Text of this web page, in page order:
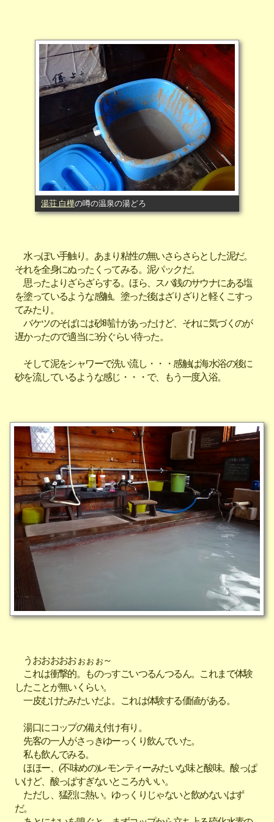
湯荘 白樺の噂の温泉の湯どろ
水っぽい手触り。あまり粘性の無いさらさらとした泥だ。
それを全身にぬったくってみる。泥パックだ。
思ったよりざらざらする。ほら、スパ銭のサウナにある塩
を塗っているような感触。塗った後はざりざりと軽くこすっ
てみたり。
バケツのそばには砂時計があったけど、それに気づくのが
遅かったので適当に3分ぐらい待った。
そして泥をシャワーで洗い流し・・・感触は海水浴の後に
砂を流しているような感じ・・・で、もう一度入浴。
うおおおおおぉぉぉ～
これは衝撃的。ものっすごいつるんつるん。これまで体験
したことが無いくらい。
一皮むけたみたいだよ。これは体験する価値がある。
湯口にコップの備え付け有り。
先客の一人がさっきゆーっくり飲んでいた。
私も飲んでみる。
ほほー、(不味めの)レモンティーみたいな味と酸味。酸っぱ
いけど、酸っぱすぎないところがいい。
ただし、猛烈に熱い。ゆっくりじゃないと飲めないはず
だ。